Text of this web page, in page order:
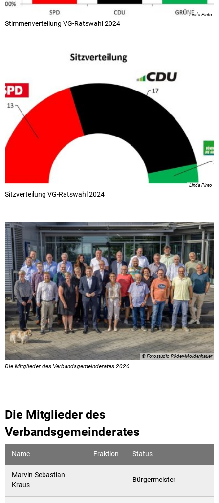
Linda Pinto
Stimmenverteilung VG-Ratswahl 2024
Linda Pinto
Sitzverteilung VG-Ratswahl 2024
© Fotostudio Röder-Moldenhauer
Die Mitglieder des Verbandsgemeinderates 2026
Die Mitglieder des
Verbandsgemeinderates
Name Fraktion Status
Marvin-Sebastian
Kraus
Bürgermeister